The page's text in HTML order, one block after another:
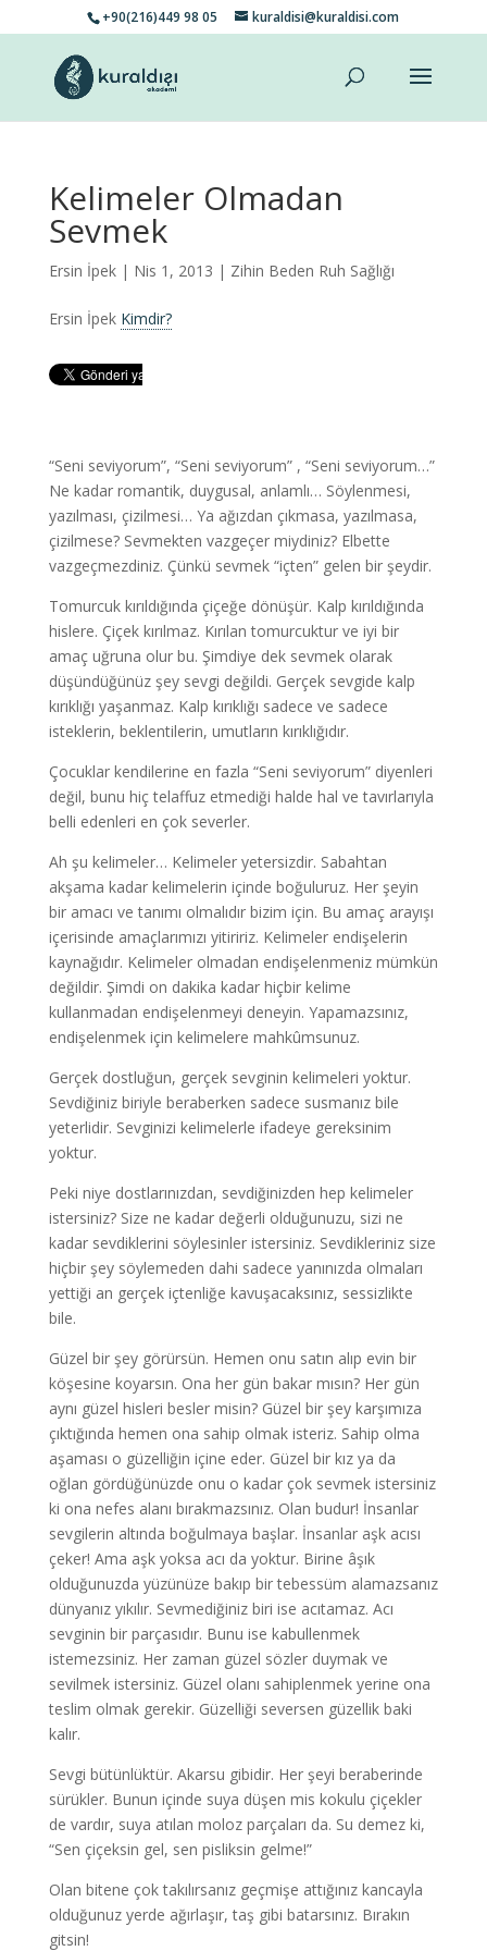
+90(216)449 98 05 kuraldisi@kuraldisi.com
Kelimeler Olmadan
Sevmek
Ersin İpek| Nis 1, 2013 | Zihin Beden Ruh Sağlığı
Ersin İpek Kimdir?
“Seni seviyorum”, “Seni seviyorum” , “Seni seviyorum…”
Ne kadar romantik, duygusal, anlamlı… Söylenmesi,
yazılması, çizilmesi… Ya ağızdan çıkmasa, yazılmasa,
çizilmese? Sevmekten vazgeçer miydiniz? Elbette
vazgeçmezdiniz. Çünkü sevmek “içten” gelen bir şeydir.
Tomurcuk kırıldığında çiçeğe dönüşür. Kalp kırıldığında
hislere. Çiçek kırılmaz. Kırılan tomurcuktur ve iyi bir
amaç uğruna olur bu. Şimdiye dek sevmek olarak
düşündüğünüz şey sevgi değildi. Gerçek sevgide kalp
kırıklığı yaşanmaz. Kalp kırıklığı sadece ve sadece
isteklerin, beklentilerin, umutların kırıklığıdır.
Çocuklar kendilerine en fazla “Seni seviyorum” diyenleri
değil, bunu hiç telaffuz etmediği halde hal ve tavırlarıyla
belli edenleri en çok severler.
Ah şu kelimeler… Kelimeler yetersizdir. Sabahtan
akşama kadar kelimelerin içinde boğuluruz. Her şeyin
bir amacı ve tanımı olmalıdır bizim için. Bu amaç arayışı
içerisinde amaçlarımızı yitiririz. Kelimeler endişelerin
kaynağıdır. Kelimeler olmadan endişelenmeniz mümkün
değildir. Şimdi on dakika kadar hiçbir kelime
kullanmadan endişelenmeyi deneyin. Yapamazsınız,
endişelenmek için kelimelere mahkûmsunuz.
Gerçek dostluğun, gerçek sevginin kelimeleri yoktur.
Sevdiğiniz biriyle beraberken sadece susmanız bile
yeterlidir. Sevginizi kelimelerle ifadeye gereksinim
yoktur.
Peki niye dostlarınızdan, sevdiğinizden hep kelimeler
istersiniz? Size ne kadar değerli olduğunuzu, sizi ne
kadar sevdiklerini söylesinler istersiniz. Sevdikleriniz size
hiçbir şey söylemeden dahi sadece yanınızda olmaları
yettiği an gerçek içtenliğe kavuşacaksınız, sessizlikte
bile.
Güzel bir şey görürsün. Hemen onu satın alıp evin bir
köşesine koyarsın. Ona her gün bakar mısın? Her gün
aynı güzel hisleri besler misin? Güzel bir şey karşımıza
çıktığında hemen ona sahip olmak isteriz. Sahip olma
aşaması o güzelliğin içine eder. Güzel bir kız ya da
oğlan gördüğünüzde onu o kadar çok sevmek istersiniz
ki ona nefes alanı bırakmazsınız. Olan budur! İnsanlar
sevgilerin altında boğulmaya başlar. İnsanlar aşk acısı
çeker! Ama aşk yoksa acı da yoktur. Birine âşık
olduğunuzda yüzünüze bakıp bir tebessüm alamazsanız
dünyanız yıkılır. Sevmediğiniz biri ise acıtamaz. Acı
sevginin bir parçasıdır. Bunu ise kabullenmek
istemezsiniz. Her zaman güzel sözler duymak ve
sevilmek istersiniz. Güzel olanı sahiplenmek yerine ona
teslim olmak gerekir. Güzelliği seversen güzellik baki
kalır.
Sevgi bütünlüktür. Akarsu gibidir. Her şeyi beraberinde
sürükler. Bunun içinde suya düşen mis kokulu çiçekler
de vardır, suya atılan moloz parçaları da. Su demez ki,
“Sen çiçeksin gel, sen pisliksin gelme!”
Olan bitene çok takılırsanız geçmişe attığınız kancayla
olduğunuz yerde ağırlaşır, taş gibi batarsınız. Bırakın
gitsin!